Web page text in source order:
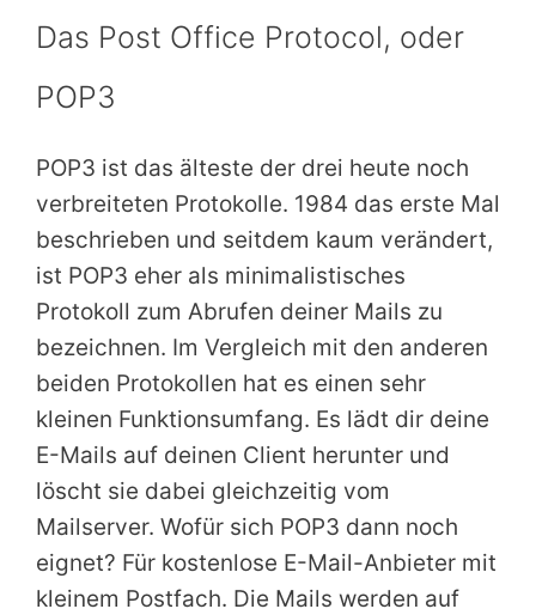
Das Post Office Protocol, oder
POP3
POP3 ist das älteste der drei heute noch
verbreiteten Protokolle. 1984 das erste Mal
beschrieben und seitdem kaum verändert,
ist POP3 eher als minimalistisches
Protokoll zum Abrufen deiner Mails zu
bezeichnen. Im Vergleich mit den anderen
beiden Protokollen hat es einen sehr
kleinen Funktionsumfang. Es lädt dir deine
E-Mails auf deinen Client herunter und
löscht sie dabei gleichzeitig vom
Mailserver. Wofür sich POP3 dann noch
eignet? Für kostenlose E-Mail-Anbieter mit
kleinem Postfach. Die Mails werden auf